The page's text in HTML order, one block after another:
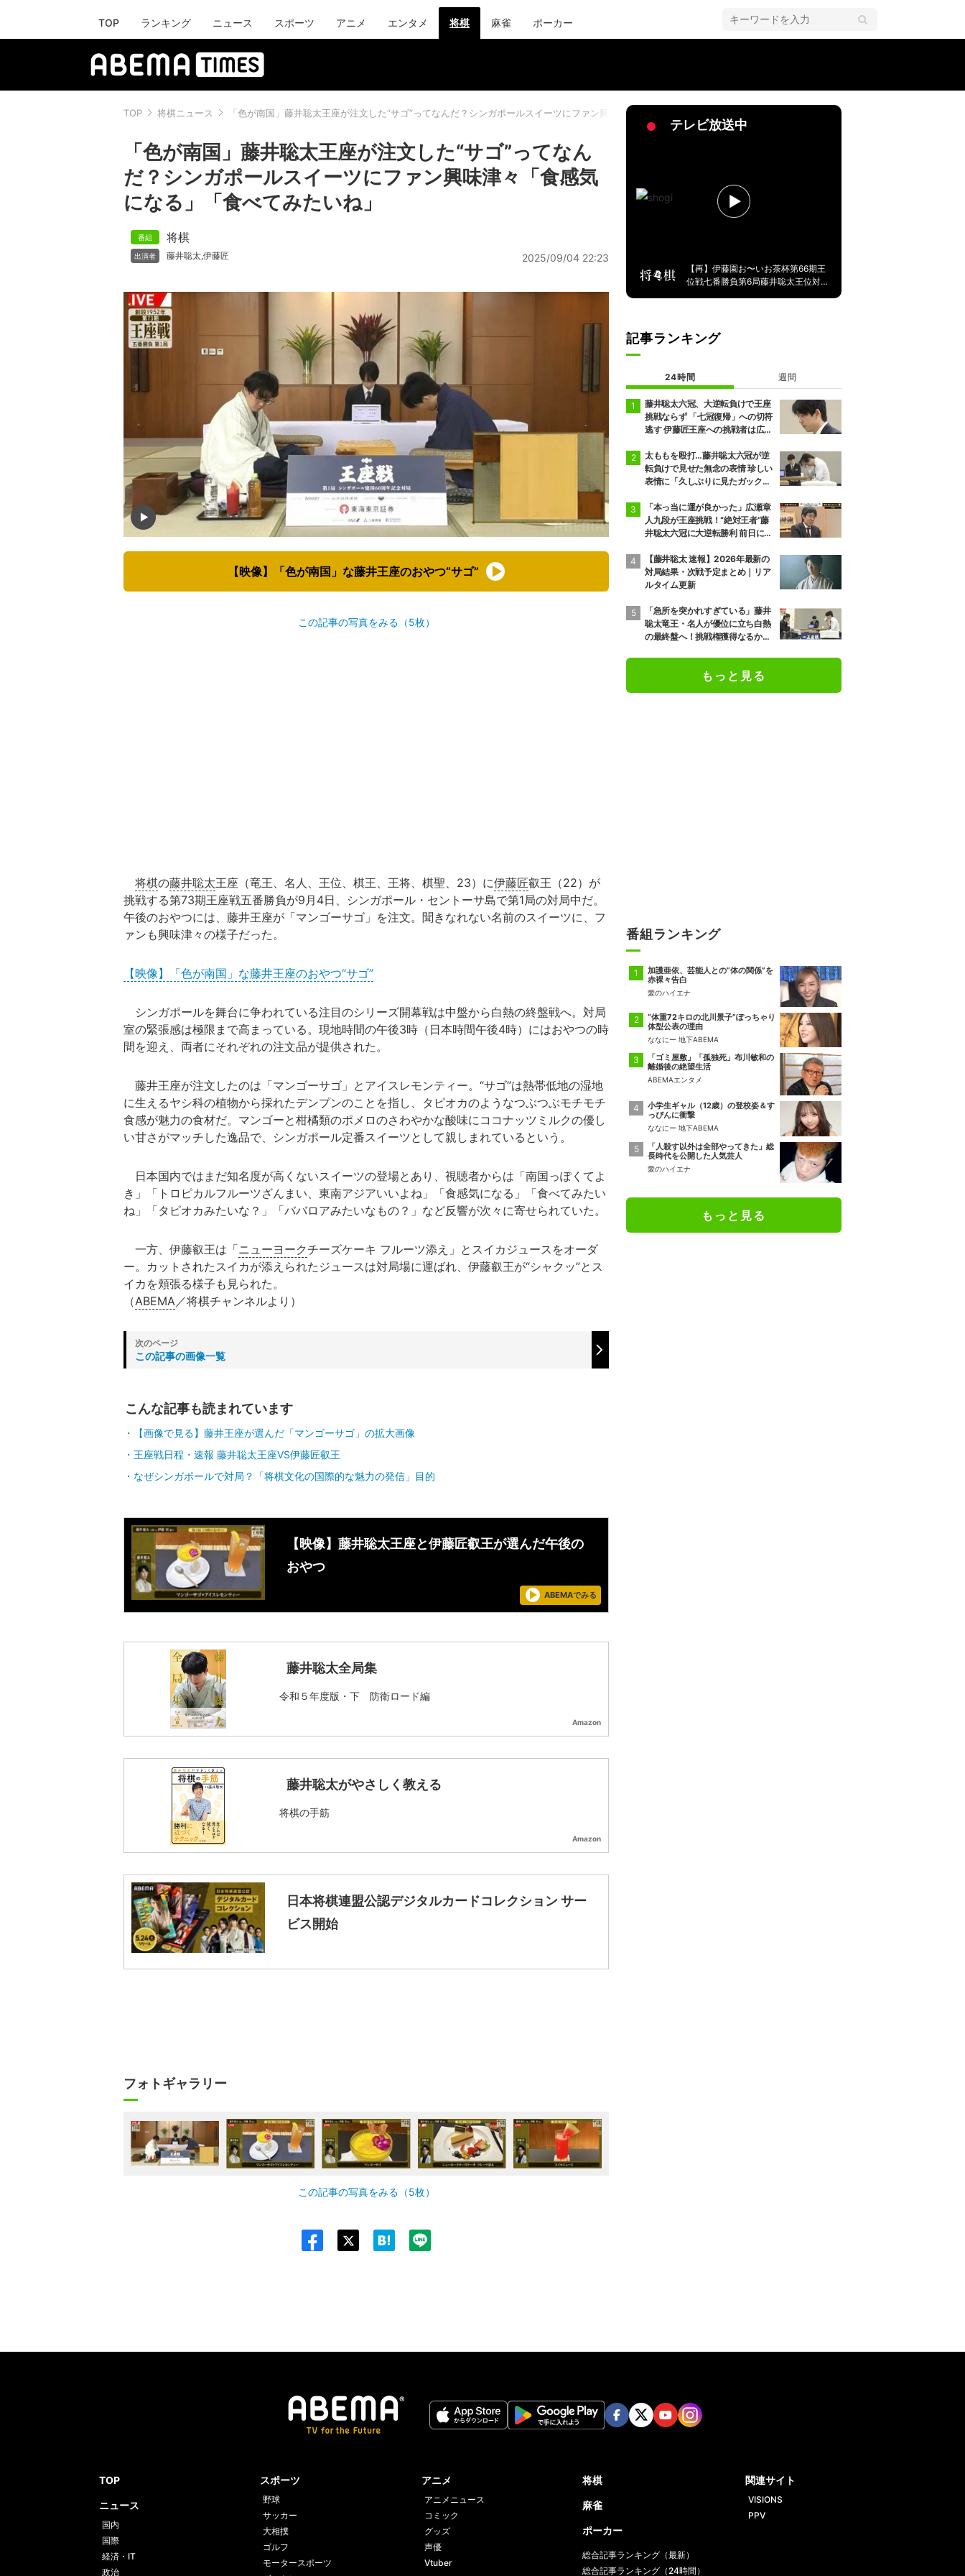
TOP ランキング ニュース スポーツ アニメ エンタメ 将棋 麻雀 ポーカー
TOP 将棋ニュース 「色が南国」藤井聡太王座が注文した“サゴ”ってなんだ？シンガポールスイーツにファン興味津々「食感気になる」「食べてみたいね」
「色が南国」藤井聡太王座が注文した“サゴ”ってなん
だ？シンガポールスイーツにファン興味津々「食感気
になる」「食べてみたいね」
将棋
藤井聡太,伊藤匠 2025/09/04 22:23
【映像】「色が南国」な藤井王座のおやつ“サゴ”
この記事の写真をみる（5枚）
将棋の藤井聡太王座（竜王、名人、王位、棋王、王将、棋聖、23）に伊藤匠叡王（22）が
挑戦する第73期王座戦五番勝負が9月4日、シンガポール・セントーサ島で第1局の対局中だ。
午後のおやつには、藤井王座が「マンゴーサゴ」を注文。聞きなれない名前のスイーツに、フ
ァンも興味津々の様子だった。
【映像】「色が南国」な藤井王座のおやつ“サゴ”
シンガポールを舞台に争われている注目のシリーズ開幕戦は中盤から白熱の終盤戦へ。対局
室の緊張感は極限まで高まっている。現地時間の午後3時（日本時間午後4時）にはおやつの時
間を迎え、両者にそれぞれの注文品が提供された。
藤井王座が注文したのは「マンゴーサゴ」とアイスレモンティー。“サゴ”は熱帯低地の湿地
に生えるヤシ科の植物から採れたデンプンのことを指し、タピオカのようなつぶつぶモチモチ
食感が魅力の食材だ。マンゴーと柑橘類のポメロのさわやかな酸味にココナッツミルクの優し
い甘さがマッチした逸品で、シンガポール定番スイーツとして親しまれているという。
日本国内ではまだ知名度が高くないスイーツの登場とあり、視聴者からは「南国っぽくてよ
き」「トロピカルフルーツざんまい、東南アジアいいよね」「食感気になる」「食べてみたい
ね」「タピオカみたいな？」「ババロアみたいなもの？」など反響が次々に寄せられていた。
一方、伊藤叡王は「ニューヨークチーズケーキ フルーツ添え」とスイカジュースをオーダ
ー。カットされたスイカが添えられたジュースは対局場に運ばれ、伊藤叡王が“シャクッ”とス
イカを頬張る様子も見られた。
（ABEMA ／将棋チャンネルより）
この記事の画像一覧
こんな記事も読まれています
【画像で見る】藤井王座が選んだ「マンゴーサゴ」の拡大画像
王座戦日程・速報 藤井聡太王座VS伊藤匠叡王
なぜシンガポールで対局？「将棋文化の国際的な魅力の発信」目的
【映像】藤井聡太王座と伊藤匠叡王が選んだ午後の
おやつ
ABEMAでみる
藤井聡太全局集
令和５年度版・下 防衛ロード編
Amazon
藤井聡太がやさしく教える
将棋の手筋
Amazon
日本将棋連盟公認デジタルカードコレクション サー
ビス開始
フォトギャラリー
この記事の写真をみる（5枚）
テレビ放送中
【再】伊藤園お〜いお茶杯第66期王
位戦七番勝負第6局藤井聡太王位対永
記事ランキング
24時間 週間
藤井聡太六冠、大逆転負けで王座
挑戦ならず 「七冠復帰」への切符
逃す 伊藤匠王座への挑戦者は広瀬
太ももを殴打…藤井聡太六冠が逆
転負けで見せた無念の表情 珍しい
表情に「久しぶりに見たガック
「本っ当に運が良かった」広瀬章
人九段が王座挑戦！“絶対王者”藤
井聡太六冠に大逆転勝利 前日には
も【藤井聡太 速報】2026年最新の
対局結果・次戦予定まとめ｜リア
ルタイム更新
「急所を突かれすぎている」藤井
聡太竜王・名人が優位に立ち白熱
の最終盤へ！挑戦権獲得なるか、
もっと見る
番組ランキング
加護亜依、芸能人との“体の関係”を
赤裸々告白
愛のハイエナ
“体重72キロの北川景子”ぽっちゃり
体型公表の理由
ななにー 地下ABEMA
「ゴミ屋敷」「孤独死」布川敏和の
離婚後の絶望生活
ABEMAエンタメ
小学生ギャル（12歳）の登校姿＆す
っぴんに衝撃
ななにー 地下ABEMA
「人殺す以外は全部やってきた」総
長時代を公開した人気芸人
愛のハイエナ
もっと見る
TOP
ニュース
国内
国際
経済・IT
政治
スポーツ
野球
サッカー
大相撲
ゴルフ
モータースポーツ
アニメ
アニメニュース
コミック
グッズ
声優
Vtuber
将棋
麻雀
ポーカー
総合記事ランキング（最新）
総合記事ランキング（24時間）
関連サイト
VISIONS
PPV